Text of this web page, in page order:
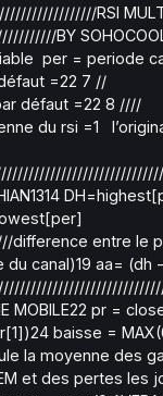
RSI
BY
per = periode
=22 7 //
défaut =22 8
du rsi =1
1314
difference entre le
du canal)19 aa= (dh -
MOBILE22 pr =
24 baisse =
la moyenne des
et des pertes les